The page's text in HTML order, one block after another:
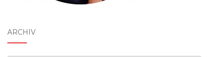
ARCHIV